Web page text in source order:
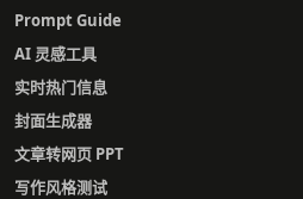
Prompt Guide
AI 灵感工具
实时热门信息
封面生成器
文章转网页 PPT
写作风格测试